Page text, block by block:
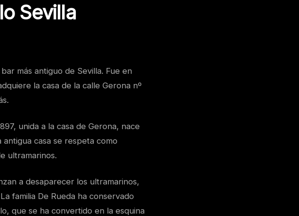
Sevilla
más antiguo de Sevilla. Fue en
la casa de la calle Gerona nº
unida a la casa de Gerona, nace
casa se respeta como
ultramarinos.
a desaparecer los ultramarinos,
familia De Rueda ha conservado
que se ha convertido en la esquina